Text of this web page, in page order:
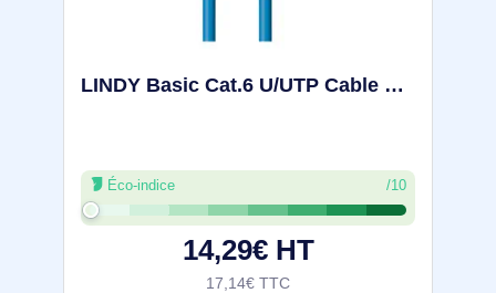
LINDY Basic Cat.6 U/UTP Cable Blue 7.5m - 48176
Éco-indice /10
14,29€ HT
17,14€ TTC